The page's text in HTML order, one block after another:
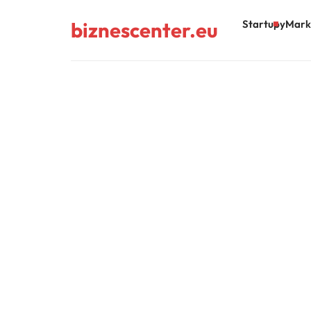
biznescenter.eu Startupy